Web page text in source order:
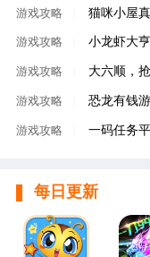
游戏攻略
游戏攻略
游戏攻略
游戏攻略
游戏攻略
每日更新